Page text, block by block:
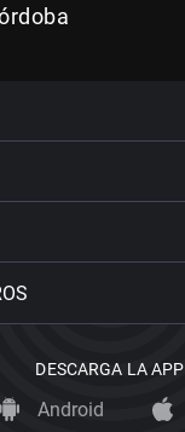
DESCARGA LA APP
Android